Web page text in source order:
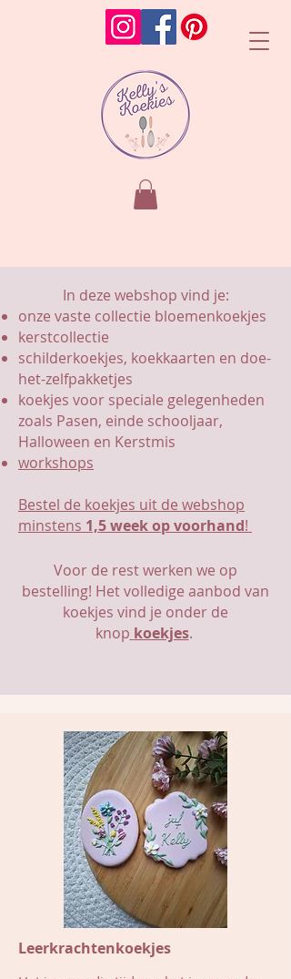
In deze webshop vind je:
onze vaste collectie bloemenkoekjes
kerstcollectie
schilderkoekjes, koekkaarten en doe-
het-zelfpakketjes
koekjes voor speciale gelegenheden
zoals Pasen, einde schooljaar,
Halloween en Kerstmis
workshops
Bestel de koekjes uit de webshop
minstens 1,5 week op voorhand!
Voor de rest werken we op
bestelling! Het volledige aanbod van
koekjes vind je onder de
knop koekjes.
Leerkrachtenkoekjes